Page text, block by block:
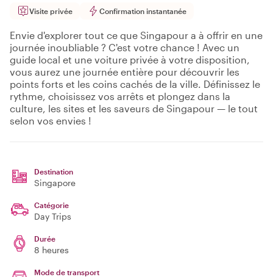
Visite privée Confirmation instantanée
Envie d'explorer tout ce que Singapour a à offrir en une
journée inoubliable ? C'est votre chance ! Avec un
guide local et une voiture privée à votre disposition,
vous aurez une journée entière pour découvrir les
points forts et les coins cachés de la ville. Définissez le
rythme, choisissez vos arrêts et plongez dans la
culture, les sites et les saveurs de Singapour — le tout
selon vos envies !
Destination
Singapore
Catégorie
Day Trips
Durée
8 heures
Mode de transport